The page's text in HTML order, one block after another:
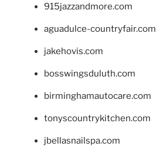
915jazzandmore.com
aguadulce-countryfair.com
jakehovis.com
bosswingsduluth.com
birminghamautocare.com
tonyscountrykitchen.com
jbellasnailspa.com